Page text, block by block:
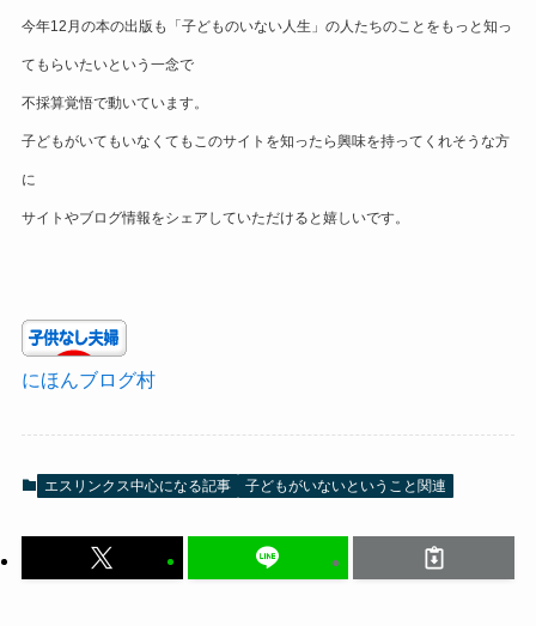
今年12月の本の出版も「子どものいない人生」の人たちのことをもっと知っ
てもらいたいという一念で
不採算覚悟で動いています。
子どもがいてもいなくてもこのサイトを知ったら興味を持ってくれそうな方
に
サイトやブログ情報をシェアしていただけると嬉しいです。
にほんブログ村
エスリンクス中心になる記事 子どもがいないということ関連